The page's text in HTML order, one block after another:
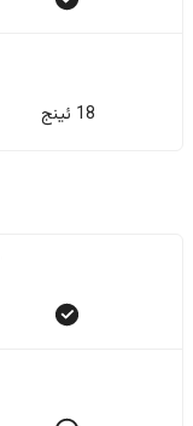
18 ئینج